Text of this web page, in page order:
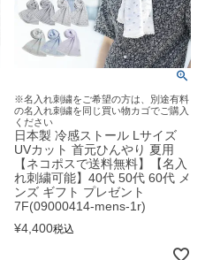
※名入れ刺繍をご希望の方は、別途有料
の名入れ刺繍を同じ買い物カゴでご購入
ください
日本製 冷感ストール Lサイズ
UVカット 首元ひんやり 夏用
【ネコポスで送料無料】【名入
れ刺繍可能】40代 50代 60代 メ
ンズ ギフト プレゼント
7F(09000414-mens-1r)
¥4,400税込